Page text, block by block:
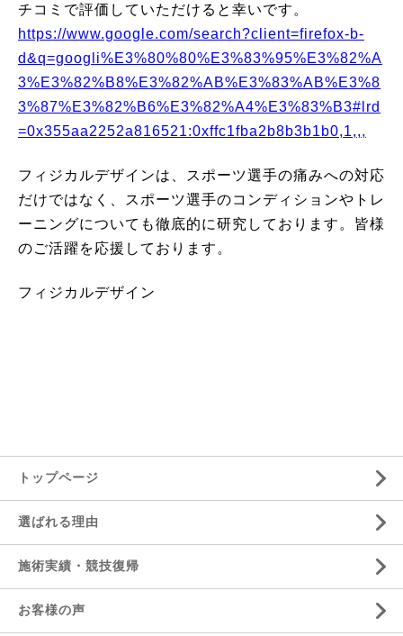
チコミで評価していただけると幸いです。
https://www.google.com/search?client=firefox-b-
d&q=googli%E3%80%80%E3%83%95%E3%82%A
3%E3%82%B8%E3%82%AB%E3%83%AB%E3%8
3%87%E3%82%B6%E3%82%A4%E3%83%B3#lrd
=0x355aa2252a816521:0xffc1fba2b8b3b1b0,1,,,
フィジカルデザインは、スポーツ選手の痛みへの対応
だけではなく、スポーツ選手のコンディションやトレ
ーニングについても徹底的に研究しております。皆様
のご活躍を応援しております。
フィジカルデザイン
トップページ
選ばれる理由
施術実績・競技復帰
お客様の声